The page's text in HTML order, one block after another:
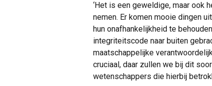
‘Het is een geweldige, maar ook
nemen. Er komen mooie dingen
hun onafhankelijkheid te
integriteitscode naar buiten
maatschappelijke
cruciaal, daar zullen we bij dit
wetenschappers die hierbij